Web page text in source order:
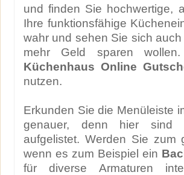
und finden Sie hochwertige,
Ihre funktionsfähige
wahr und sehen Sie sich
mehr Geld sparen
Küchenhaus Online
nutzen.
Erkunden Sie die Menüleiste
genauer, denn hier sind
aufgelistet. Werden Sie zum
wenn es zum Beispiel ein
für diverse Armaturen